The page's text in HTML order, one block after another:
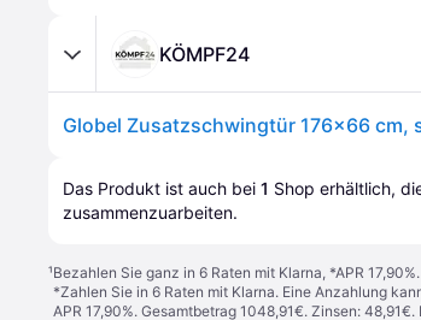
KÖMPF24
Das Produkt ist auch bei 1 Shop erhältlich,
zusammenzuarbeiten.
¹Bezahlen Sie ganz in 6 Raten mit Klarna, *APR 17,90%.
*Zahlen Sie in 6 Raten mit Klarna. Eine Anzahlung
APR 17,90%. Gesamtbetrag 1048,91€. Zinsen: